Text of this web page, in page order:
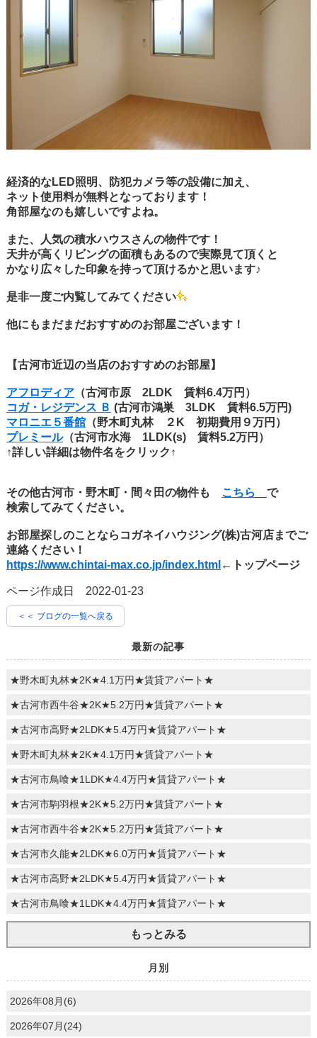
経済的なLED照明、防犯カメラ等の設備に加え、
ネット使用料が無料となっております！
角部屋なのも嬉しいですよね。
また、人気の積水ハウスさんの物件です！
天井が高くリビングの面積もあるので実際見て頂くと
かなり広々した印象を持って頂けるかと思います♪
是非一度ご内覧してみてください
他にもまだまだおすすめのお部屋ございます！
【古河市近辺の当店のおすすめのお部屋】
アフロディア（古河市原 2LDK 賃料6.4万円）
コガ・レジデンス Ｂ (古河市鴻巣 3LDK 賃料6.5万円)
マロニエ５番館（野木町丸林 ２K 初期費用９万円）
プレミール（古河市水海 1LDK(s) 賃料5.2万円）
↑詳しい詳細は物件名をクリック↑
その他古河市・野木町・間々田の物件も こちら
で
検索してみてください。
お部屋探しのことならコガネイハウジング(株)古河店までご
連絡ください！
https://www.chintai-max.co.jp/index.html ←トップページ
ページ作成日 2022-01-23
＜＜ ブログの一覧へ戻る
最新の記事
★野木町丸林★2K★4.1万円★賃貸アパート★
★古河市西牛谷★2K★5.2万円★賃貸アパート★
★古河市高野★2LDK★5.4万円★賃貸アパート★
★野木町丸林★2K★4.1万円★賃貸アパート★
★古河市鳥喰★1LDK★4.4万円★賃貸アパート★
★古河市駒羽根★2K★5.2万円★賃貸アパート★
★古河市西牛谷★2K★5.2万円★賃貸アパート★
★古河市久能★2LDK★6.0万円★賃貸アパート★
★古河市高野★2LDK★5.4万円★賃貸アパート★
★古河市鳥喰★1LDK★4.4万円★賃貸アパート★
もっとみる
月別
2026年08月(6)
2026年07月(24)